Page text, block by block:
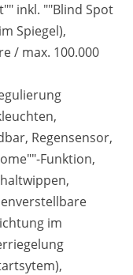
inkl. ""Blind Spot
Spiegel),
/ max. 100.000
Regensensor,
Funktion,
im